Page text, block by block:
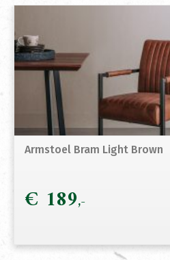
Armstoel Bram Light Brown
€ 189